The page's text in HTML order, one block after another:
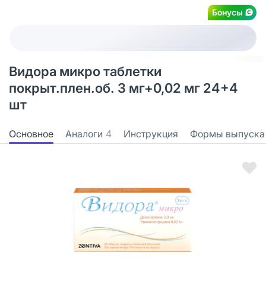
Бонусы
Видора микро таблетки
покрыт.плен.об. 3 мг+0,02 мг 24+4
шт
Основное Аналоги 4 Инструкция Формы выпуска